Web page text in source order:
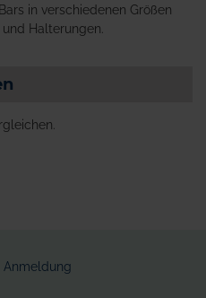
in verschiedenen Größen
Halterungen.
Anmeldung